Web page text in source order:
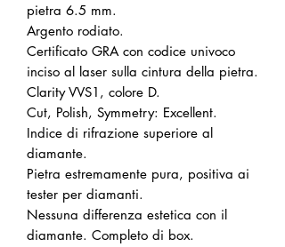
pietra 6.5 mm.
Argento rodiato.
Certificato GRA con codice univoco
inciso al laser sulla cintura della pietra.
Clarity VVS1, colore D.
Cut, Polish, Symmetry: Excellent.
Indice di rifrazione superiore al
diamante.
Pietra estremamente pura, positiva ai
tester per diamanti.
Nessuna differenza estetica con il
diamante. Completo di box.